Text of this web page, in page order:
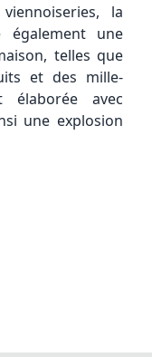
la
également une
telles que
et des mille-
élaborée avec
une explosion